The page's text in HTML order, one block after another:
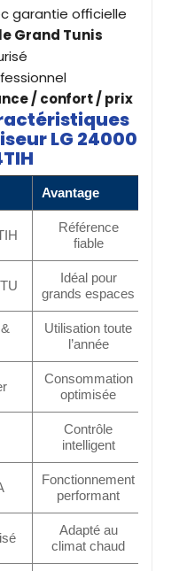
garantie officielle
Grand Tunis
/ confort / prix
LG 24000
Avantage
Référence
fiable
Idéal pour
grands espaces
Utilisation toute
l’année
Consommation
optimisée
Contrôle
intelligent
Fonctionnement
performant
Adapté au
climat chaud